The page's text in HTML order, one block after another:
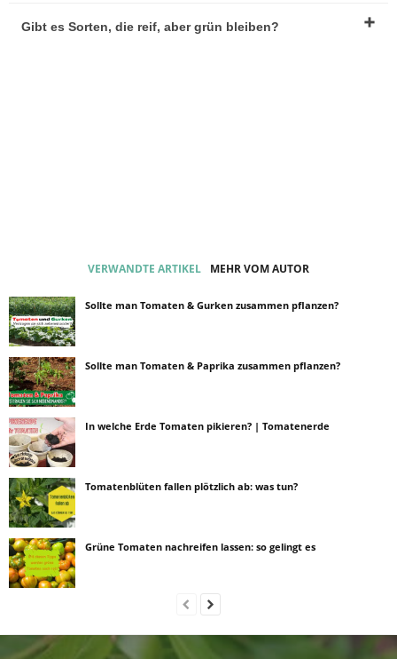
Gibt es Sorten, die reif, aber grün bleiben?
VERWANDTE ARTIKEL MEHR VOM AUTOR
Sollte man Tomaten & Gurken zusammen pflanzen?
Sollte man Tomaten & Paprika zusammen pflanzen?
In welche Erde Tomaten pikieren? | Tomatenerde
Tomatenblüten fallen plötzlich ab: was tun?
Grüne Tomaten nachreifen lassen: so gelingt es